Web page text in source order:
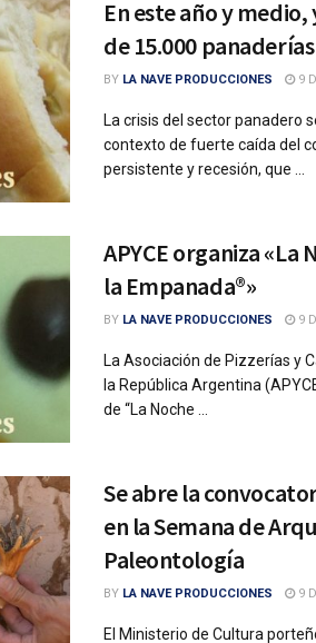
En este año y
de 15.000 panaderías
BY LA NAVE PRODUCCIONES 9
La crisis del sector panadero
contexto de fuerte caída del
persistente y recesión, que ...
APYCE organiza «La
la Empanada®»
BY LA NAVE PRODUCCIONES 9
La Asociación de Pizzerías y
la República Argentina
de “La Noche ...
Se abre la
en la Semana de
Paleontología
BY LA NAVE PRODUCCIONES 9
El Ministerio de Cultura